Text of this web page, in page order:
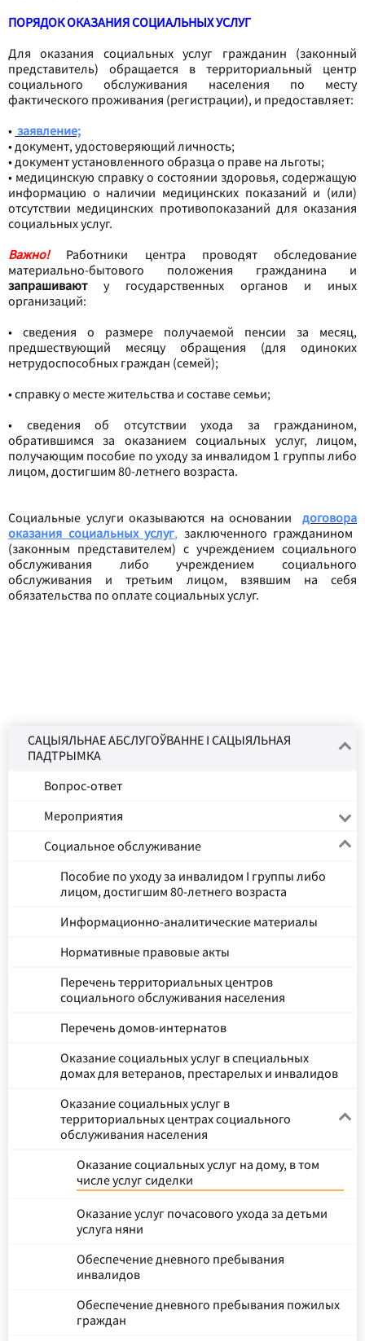
ПОРЯДОК ОКАЗАНИЯ СОЦИАЛЬНЫХ УСЛУГ
Для оказания социальных услуг гражданин (законный
представитель) обращается в территориальный центр
социального обслуживания населения по месту
фактического проживания (регистрации), и предоставляет:
• заявление;
•документ, удостоверяющий личность;
•документ установленного образца о праве на льготы;
• медицинскую справку о состоянии здоровья, содержащую
информацию о наличии медицинских показаний и (или)
отсутствии медицинских противопоказаний для оказания
социальных услуг.
Важно!Работники центра проводят обследование
материально-бытового положения гражданина и
запрашиваюту государственных органов и иных
организаций:
•
сведения о размере получаемой пенсии за месяц,
предшествующий месяцу обращения (для одиноких
нетрудоспособных граждан (семей);
•справку о месте жительства и составе семьи;
•
сведения об отсутствии ухода за гражданином,
обратившимся за оказанием социальных услуг, лицом,
получающим пособие по уходу за инвалидом 1 группы либо
лицом, достигшим 80-летнего возраста.
Социальные услуги оказываются на основании
договора
оказания социальных услуг, заключенного гражданином
(законным представителем) с учреждением социального
обслуживания либо учреждением социального
обслуживания и третьим лицом, взявшим на себя
обязательства по оплате социальных услуг.
САЦЫЯЛЬНАЕ АБСЛУГОЎВАННЕ І САЦЫЯЛЬНАЯ
ПАДТРЫМКА
Вопрос-ответ
Мероприятия
Социальное обслуживание
Пособие по уходу за инвалидом I группы либо
лицом, достигшим 80-летнего возраста
Информационно-аналитические материалы
Нормативные правовые акты
Перечень территориальных центров
социального обслуживания населения
Перечень домов-интернатов
Оказание социальных услуг в специальных
домах для ветеранов, престарелых и инвалидов
Оказание социальных услуг в
территориальных центрах социального
обслуживания населения
Оказание социальных услуг на дому, в том
числе услуг сиделки
Оказание услуг почасового ухода за детьми
услуга няни
Обеспечение дневного пребывания
инвалидов
Обеспечение дневного пребывания пожилых
граждан